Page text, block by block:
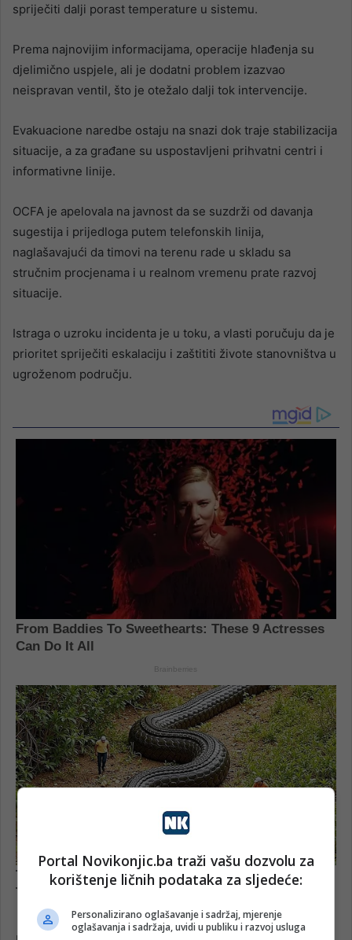
spriječiti dalji porast temperature u sistemu.
Prema najnovijim informacijama, operacije hlađenja su
djelimično uspjele, ali je dodatni problem izazvao
neispravan ventil, što je otežalo dalji tok intervencije.
Evakuacione naredbe ostaju na snazi dok traje stabilizacija
situacije, a za građane su uspostavljeni prihvatni centri i
informativne linije.
OCFA je apelovala na javnost da se suzdrži od davanja
sugestija i prijedloga putem telefonskih linija,
naglašavajući da timovi na terenu rade u skladu sa
stručnim procjenama i u realnom vremenu prate razvoj
situacije.
Istraga o uzroku incidenta je u toku, a vlasti poručuju da je
prioritet spriječiti eskalaciju i zaštititi živote stanovništva u
ugroženom području.
Portal Novikonjic.ba traži vašu dozvolu za
korištenje ličnih podataka za sljedeće:
Personalizirano oglašavanje i sadržaj, mjerenje
oglašavanja i sadržaja, uvidi u publiku i razvoj usluga